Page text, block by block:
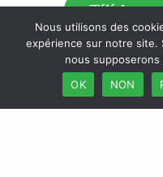
Nous utilisons des
expérience sur notre site.
nous
OK
NON